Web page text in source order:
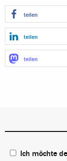
teilen
teilen
teilen
Ich möchte